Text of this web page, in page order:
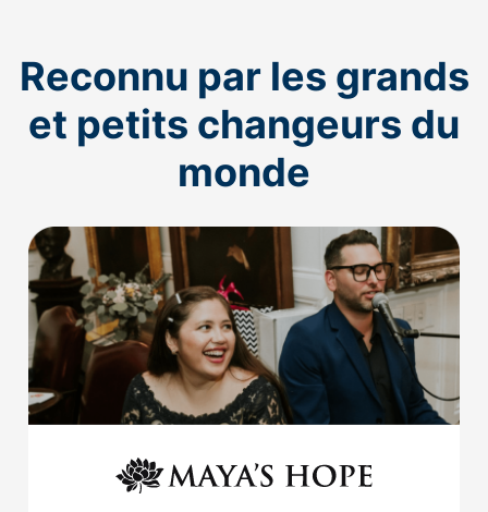
Reconnu par les grands
et petits changeurs du
monde